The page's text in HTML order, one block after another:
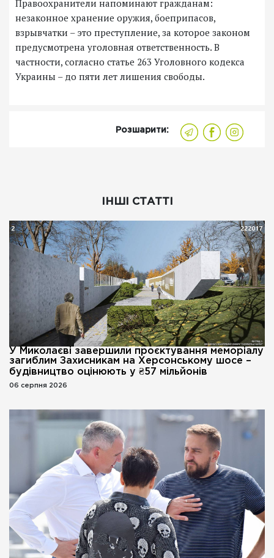
Правоохранители напоминают гражданам:
незаконное хранение оружия, боеприпасов,
взрывчатки – это преступление, за которое законом
предусмотрена уголовная ответственность. В
частности, согласно статье 263 Уголовного кодекса
Украины – до пяти лет лишения свободы.
Розшарити:
ІНШІ СТАТТІ
У Миколаєві завершили проєктування меморіалу
загиблим Захисникам на Херсонському шосе –
будівництво оцінюють у ₴57 мільйонів
06 серпня 2026